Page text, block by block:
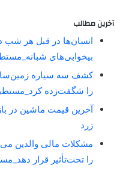
آخرین مطالب
انسان‌ها در قبل هر شب
بیخوابی‌های
کشف سه سیاره
را شگفت‌زده
زرد
مشکلات مالی والدین
را تحت‌تأثیر قرار